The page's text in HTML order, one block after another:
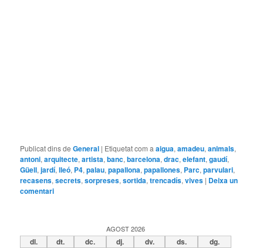
Publicat dins de General | Etiquetat com a aigua,amadeu,animals,
antoni,arquitecte,artista,banc,barcelona,drac,elefant,gaudí,
Güell,jardí,lleó, P4,palau,papallona,papallones, Parc,parvulari,
recasens,secrets,sorpreses,sortida,trencadís,vives | Deixa un
comentari
AGOST 2026
dl. dt. dc. dj. dv. ds. dg.